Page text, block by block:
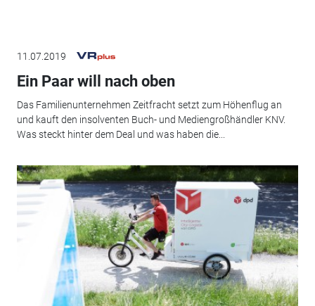
11.07.2019
Ein Paar will nach oben
Das Familienunternehmen Zeitfracht setzt zum Höhenflug an
und kauft den insolventen Buch- und Mediengroßhändler KNV.
Was steckt hinter dem Deal und was haben die...